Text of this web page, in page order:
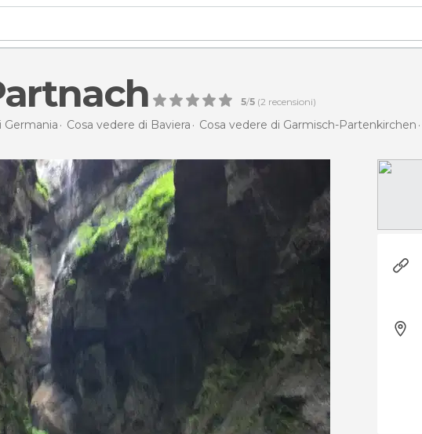
5/5 (2 recensioni)
Germania Cosa vedere di Baviera Cosa vedere di Garmisch-Partenkirchen